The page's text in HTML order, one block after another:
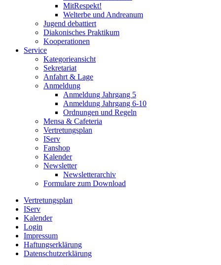
MitRespekt!
Welterbe und Andreanum
Jugend debattiert
Diakonisches Praktikum
Kooperationen
Service
Kategorieansicht
Sekretariat
Anfahrt & Lage
Anmeldung
Anmeldung Jahrgang 5
Anmeldung Jahrgang 6-10
Ordnungen und Regeln
Mensa & Cafeteria
Vertretungsplan
IServ
Fanshop
Kalender
Newsletter
Newsletterarchiv
Formulare zum Download
Vertretungsplan
IServ
Kalender
Login
Impressum
Haftungserklärung
Datenschutzerklärung